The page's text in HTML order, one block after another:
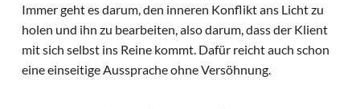
Immer geht es darum, den inneren Konflikt ans Licht zu
holen und ihn zu bearbeiten, also darum, dass der Klient
mit sich selbst ins Reine kommt. Dafür reicht auch schon
eine einseitige Aussprache ohne Versöhnung.